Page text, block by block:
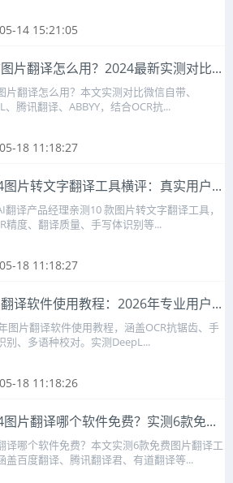
14 15:21:05
片翻译怎么用？2024最新实测对比...
片翻译怎么用？本文实测对比微信自带、
、腾讯翻译、ABBYY，结合OCR抗...
18 11:18:27
图片转文字翻译工具横评：真实用户...
翻译产品经理亲测10 款图片转文字翻译工具，
精度、翻译质量、手写体识别等...
18 11:18:27
译软件使用教程：2026年专业用户...
图片翻译软件使用教程，涵盖OCR抗锯齿、手
别、多语种校对。实测DeepL...
18 11:18:26
图片翻译哪个软件免费？实测6款免...
译哪个软件免费？本文实测6款免费图片翻译工
盖百度翻译、腾讯翻译君、有道翻译等...